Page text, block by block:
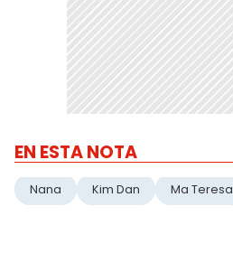
EN ESTA NOTA
Nana Kim Dan Ma Teresa